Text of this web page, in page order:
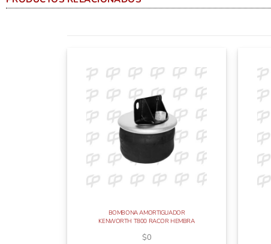
BOMBONA AMORTIGUADOR
KENWORTH T800 RACOR HEMBRA
$0